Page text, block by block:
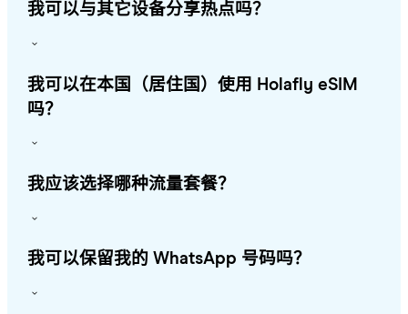
我可以与其它设备分享热点吗？
我可以在本国（居住国）使用 Holafly eSIM
吗？
我应该选择哪种流量套餐？
我可以保留我的 WhatsApp 号码吗？